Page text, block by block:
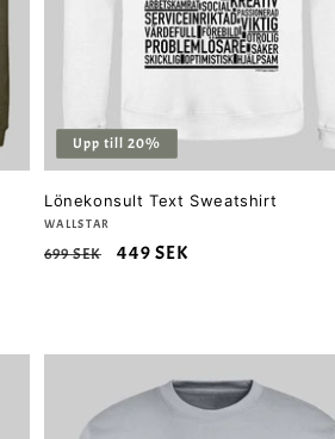
Upp till 20%
Lönekonsult Text Sweatshirt
Säljare:
WALLSTAR
Ordinarie
699 SEK Försäljningspris
449 SEK